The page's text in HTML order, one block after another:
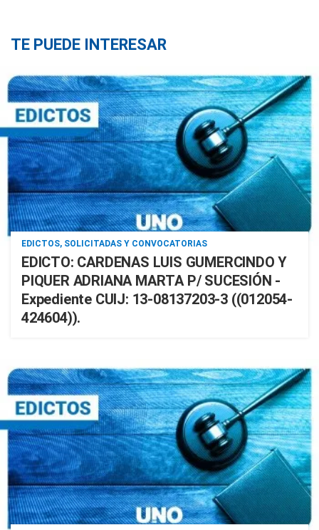
TE PUEDE INTERESAR
EDICTOS, SOLICITADAS Y CONVOCATORIAS
EDICTO: CARDENAS LUIS GUMERCINDO Y
PIQUER ADRIANA MARTA P/ SUCESIÓN -
Expediente CUIJ: 13-08137203-3 ((012054-
424604)).